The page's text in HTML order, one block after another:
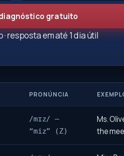
gratuito
resposta em até 1 dia útil
PRONÚNCIA
/mɪz/ —
“miz” (Z)
Ms.
the